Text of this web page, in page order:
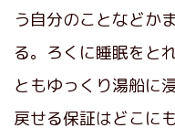
う自分のことなどか
る。ろくに睡眠をと
ともゆっくり湯船に
戻せる保証はどこに